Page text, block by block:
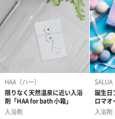
写真付きメッセージカ
ード（680円）